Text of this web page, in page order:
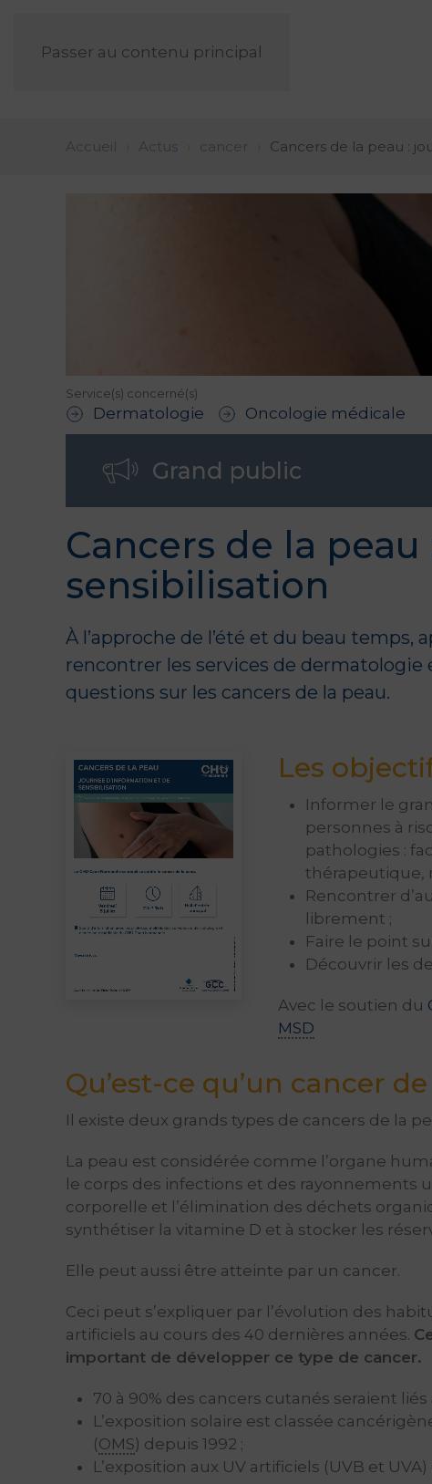
Passer au contenu principal
Accueil Actus cancer Cancers de la peau :
Service(s) concerné(s)
Dermatologie Oncologie médicale
Grand public
Cancers de la
sensibilisation
À l’approche de l’été et du beau temps,
rencontrer les services de dermatologie
questions sur les cancers de la peau.
Les
Informer le
personnes à
pathologies :
thérapeutique,
Rencontrer
librement ;
Faire le point
Découvrir les
Avec le soutien du
MSD
Qu’est-ce qu’un cancer
Il existe deux grands types de cancers de la
La peau est considérée comme l’organe
le corps des infections et des rayonnements
corporelle et l’élimination des déchets
synthétiser la vitamine D et à stocker les
Elle peut aussi être atteinte par un cancer.
Ceci peut s’expliquer par l’évolution des
artificiels au cours des 40 dernières années.
important de développer ce type de cancer.
70 à 90% des cancers cutanés seraient liés
L’exposition solaire est classée
(OMS) depuis 1992 ;
L’exposition aux UV artificiels (UVB et